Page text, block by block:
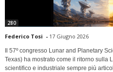
280
Federico Tosi - 17 Giugno 2026
Il 57º congresso Lunar and Planetary
Texas) ha mostrato come il ritorno sulla
scientifico e industriale sempre più